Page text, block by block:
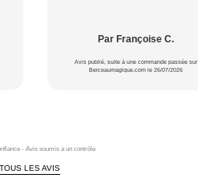
Par Françoise C.
Avis publié, suite à une commande passée sur
Berceaumagique.com le 26/07/2026
- Avis soumis à un contrôle
LES AVIS